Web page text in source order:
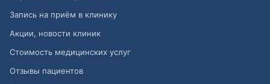
Запись на приём в клинику
Акции, новости клиник
Стоимость медицинских услуг
Отзывы пациентов